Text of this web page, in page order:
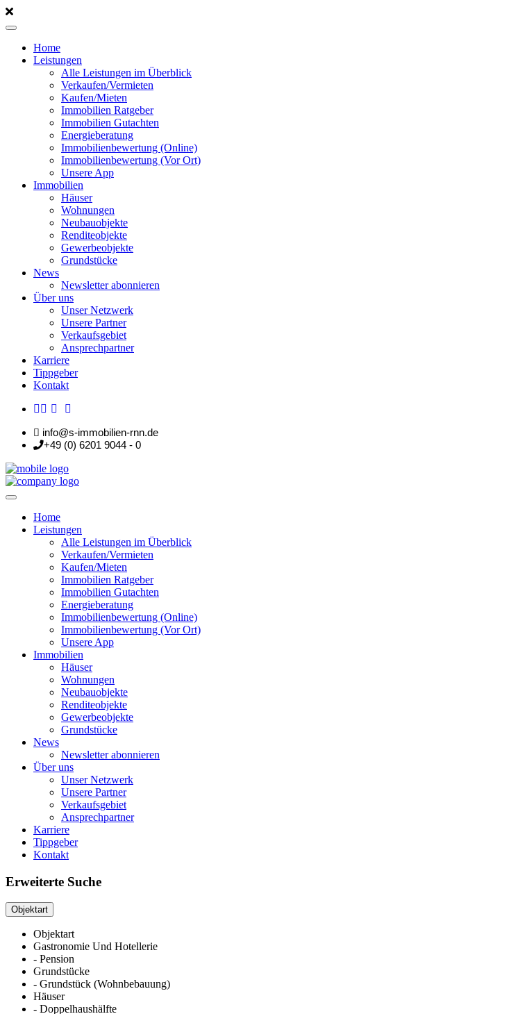
Home
Leistungen
Alle Leistungen im Überblick
Verkaufen/Vermieten
Kaufen/Mieten
Immobilien Ratgeber
Immobilien Gutachten
Energieberatung
Immobilienbewertung (Online)
Immobilienbewertung (Vor Ort)
Unsere App
Immobilien
Häuser
Wohnungen
Neubauobjekte
Renditeobjekte
Gewerbeobjekte
Grundstücke
News
Newsletter abonnieren
Über uns
Unser Netzwerk
Unsere Partner
Verkaufsgebiet
Ansprechpartner
Karriere
Tippgeber
Kontakt
info@s-immobilien-rnn.de
+49 (0) 6201 9044 - 0
Home
Leistungen
Alle Leistungen im Überblick
Verkaufen/Vermieten
Kaufen/Mieten
Immobilien Ratgeber
Immobilien Gutachten
Energieberatung
Immobilienbewertung (Online)
Immobilienbewertung (Vor Ort)
Unsere App
Immobilien
Häuser
Wohnungen
Neubauobjekte
Renditeobjekte
Gewerbeobjekte
Grundstücke
News
Newsletter abonnieren
Über uns
Unser Netzwerk
Unsere Partner
Verkaufsgebiet
Ansprechpartner
Karriere
Tippgeber
Kontakt
Erweiterte Suche
Objektart
Objektart
Gastronomie Und Hotellerie
- Pension
Grundstücke
- Grundstück (Wohnbebauung)
Häuser
- Doppelhaushälfte